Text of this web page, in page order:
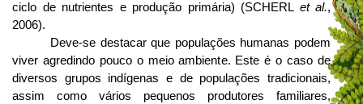
ciclo de nutrientes e produção primária) (SCHERL et al.,
2006).
Deve-se destacar que populações humanas podem
viver agredindo pouco o meio ambiente. Este é o caso de
diversos grupos indígenas e de populações tradicionais,
assim como vários pequenos produtores familiares,